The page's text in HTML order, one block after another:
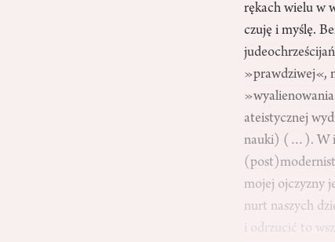
rękach wielu w
czuję i myślę.
»prawdziwej«,
ateistycznej
nauki) (…). W
mojej ojczyzny
nurt naszych
i odrzucić to